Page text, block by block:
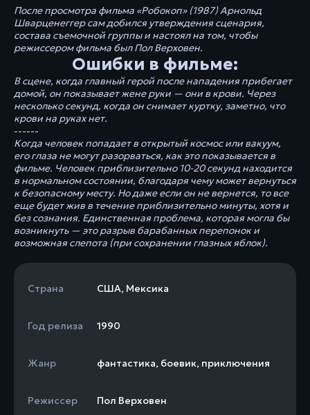
После просмотра фильма «Робокоп» (1987) Арнольд
Шварценеггер сам добился утверждения сценария,
состава съемочной группы и настоял на том, чтобы
режиссером фильма был Пол Верховен.
Ошибки в фильме:
В сцене, когда главный герой после нападения прибегает
домой, он показывает жене руки — они в крови. Через
несколько секунд, когда он снимает куртку, заметно, что
крови на руках нет.
------
Когда человек попадает в открытый космос или вакуум,
его глаза не могут разорваться, как это показывается в
фильме. Человек приблизительно 10-20 секунд находится
в нормальном состоянии, благодаря чему может вернуться
к безопасному месту. Но даже если он не вернется, то все
еще будет жив в течение приблизительно минуты, хотя и
без сознания. Единственная проблема, которая могла бы
возникнуть — это разрыв барабанных перепонок и
возможная слепота (при сохранении глазных яблок).
Страна США, Мексика
Год релиза 1990
Жанр фантастика, боевик, приключения
Режиссер Пол Верховен